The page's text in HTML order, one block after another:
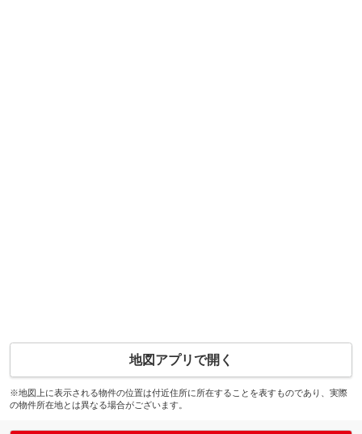
地図アプリで開く
※地図上に表示される物件の位置は付近住所に所在することを表すものであり、実際
の物件所在地とは異なる場合がございます。